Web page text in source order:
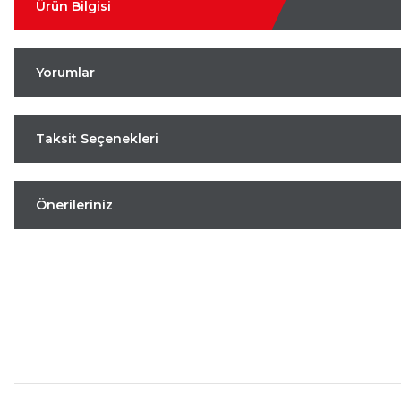
Ürün Bilgisi
Yorumlar
Taksit Seçenekleri
Önerileriniz